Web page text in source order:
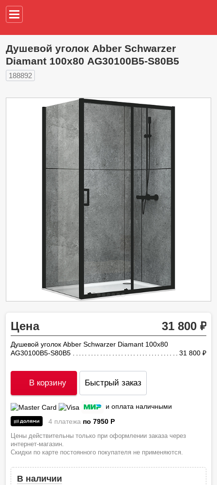
Душевой уголок Abber Schwarzer
Diamant 100х80 AG30100B5-S80B5
188892
Цена 31 800
Душевой уголок Abber Schwarzer Diamant 100х80
AG30100B5-S80B5
31 800
В корзину Быстрый заказ
и оплата наличными
4 платежа по 7950 P
Цены действительны только при оформлении заказа через
интернет-магазин.
Скидки по карте постоянного покупателя не применяются.
В наличии